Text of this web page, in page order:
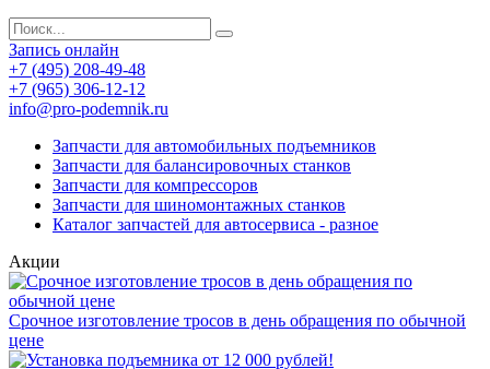
Запись онлайн
+7 (495) 208-49-48
+7 (965) 306-12-12
info@pro-podemnik.ru
Запчасти для автомобильных подъемников
Запчасти для балансировочных станков
Запчасти для компрессоров
Запчасти для шиномонтажных станков
Каталог запчастей для автосервиса - разное
Акции
Срочное изготовление тросов в день обращения по обычной
цене